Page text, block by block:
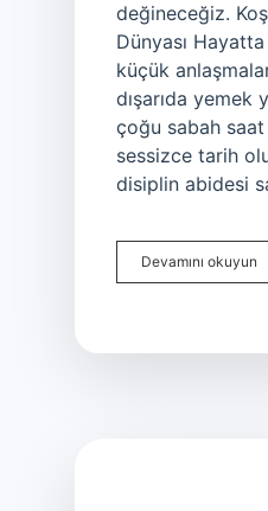
değineceğiz.
Dünyası
küçük
dışarıda yemek
çoğu sabah
sessizce tarih
disiplin abidesi
Devamını okuyun